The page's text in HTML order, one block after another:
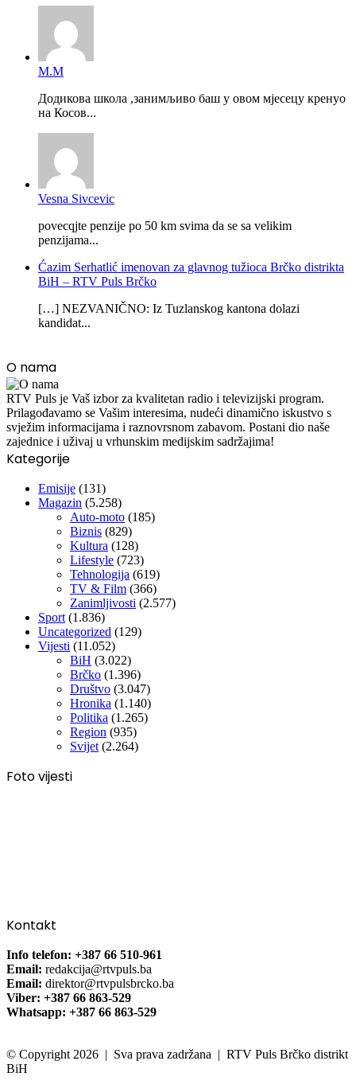
М.М
Додикова школа ,занимљиво баш у овом мјесецу кренуо
на Косов...
Vesna Sivcevic
povecqjte penzije po 50 km svima da se sa velikim
penzijama...
Ćazim Serhatlić imenovan za glavnog tužioca Brčko distrikta
BiH – RTV Puls Brčko
[…] NEZVANIČNO: Iz Tuzlanskog kantona dolazi
kandidat...
O nama
RTV Puls je Vaš izbor za kvalitetan radio i televizijski program.
Prilagođavamo se Vašim interesima, nudeći dinamično iskustvo s
svježim informacijama i raznovrsnom zabavom. Postani dio naše
zajednice i uživaj u vrhunskim medijskim sadržajima!
Kategorije
Emisije (131)
Magazin (5.258)
Auto-moto (185)
Biznis (829)
Kultura (128)
Lifestyle (723)
Tehnologija (619)
TV & Film (366)
Zanimljivosti (2.577)
Sport (1.836)
Uncategorized (129)
Vijesti (11.052)
BiH (3.022)
Brčko (1.396)
Društvo (3.047)
Hronika (1.140)
Politika (1.265)
Region (935)
Svijet (2.264)
Foto vijesti
Kontakt
Info telefon: +387 66 510-961
Email: redakcija@rtvpuls.ba
Email: direktor@rtvpulsbrcko.ba
Viber: +387 66 863-529
Whatsapp: +387 66 863-529
© Copyright 2026 | Sva prava zadržana | RTV Puls Brčko distrikt
BiH